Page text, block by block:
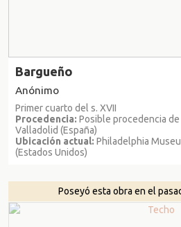
Bargueño
Anónimo
Primer cuarto del s. XVII
Procedencia: Posible procedencia
Valladolid (España)
Ubicación actual: Philadelphia
(Estados Unidos)
Poseyó esta obra en el